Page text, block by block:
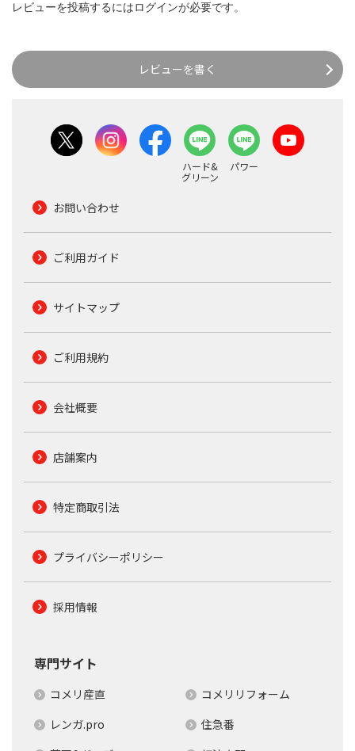
レビューを投稿するにはログインが必要です。
レビューを書く
ハード&
グリーン
パワー
お問い合わせ
ご利用ガイド
サイトマップ
ご利用規約
会社概要
店舗案内
特定商取引法
プライバシーポリシー
採用情報
専門サイト
コメリ産直
コメリリフォーム
レンガ.pro
住急番